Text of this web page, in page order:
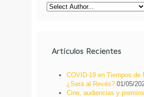
Artículos Recientes
COVID-19 en Tiempos de
¿Será al Revés? 01/05/
Cine, audiencias y